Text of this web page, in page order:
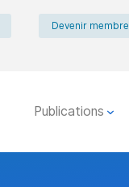
Devenir membre
Publications